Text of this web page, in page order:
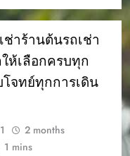
ช่าร้านต้นรถเช่า
ห้เลือกครบทุก
จทย์ทุกการเดิน
2 months
1 mins